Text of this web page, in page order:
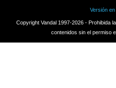
Versión en
Copyright Vandal 1997-2026 - Prohibida
contenidos sin el permiso